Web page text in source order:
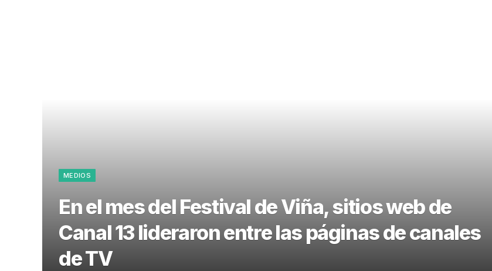
MEDIOS
En el mes del Festival de Viña, sitios web de
Canal 13 lideraron entre las páginas de canales
de TV